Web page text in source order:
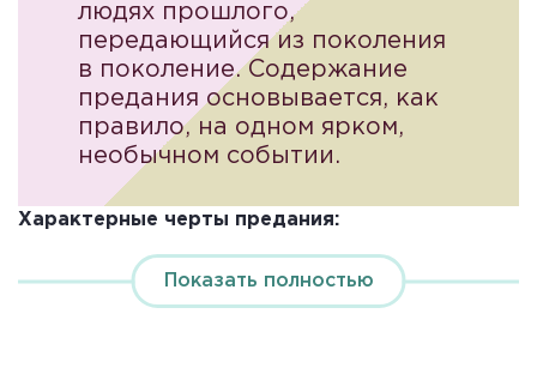
людях прошлого,
передающийся из поколения
в поколение. Содержание
предания основывается, как
правило, на одном ярком,
необычном событии.
Характерные черты предания:
устная форма; привязка к историческому
факту, событию, лицу, месту — в отличие от
Показать полностью